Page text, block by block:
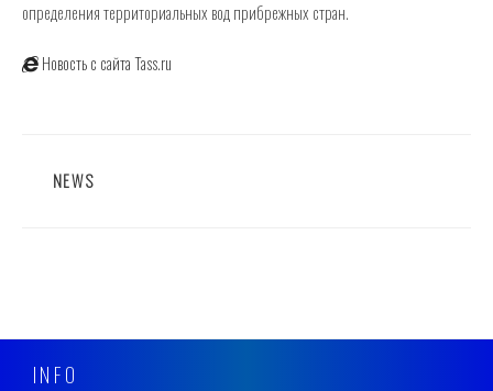
определения территориальных вод прибрежных стран.
Новость с сайта Tass.ru
CATEGORIES
NEWS
INFO